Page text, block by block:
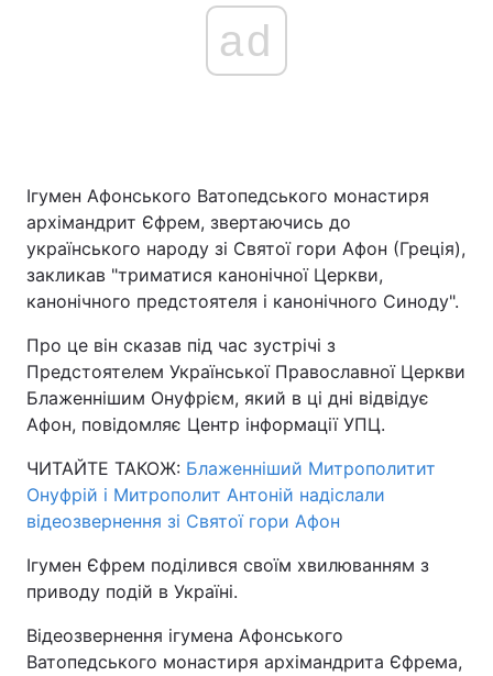
ad
Ігумен Афонського Ватопедського монастиря
архімандрит Єфрем, звертаючись до
українського народу зі Святої гори Афон (Греція),
закликав "триматися канонічної Церкви,
канонічного предстоятеля і канонічного Синоду".
Про це він сказав під час зустрічі з
Предстоятелем Української Православної Церкви
Блаженнішим Онуфрієм, який в ці дні відвідує
Афон, повідомляє Центр інформації УПЦ.
ЧИТАЙТЕ ТАКОЖ: Блаженніший Митрополитит
Онуфрій і Митрополит Антоній надіслали
відеозвернення зі Святої гори Афон
Ігумен Єфрем поділився своїм хвилюванням з
приводу подій в Україні.
Відеозвернення ігумена Афонського
Ватопедського монастиря архімандрита Єфрема,